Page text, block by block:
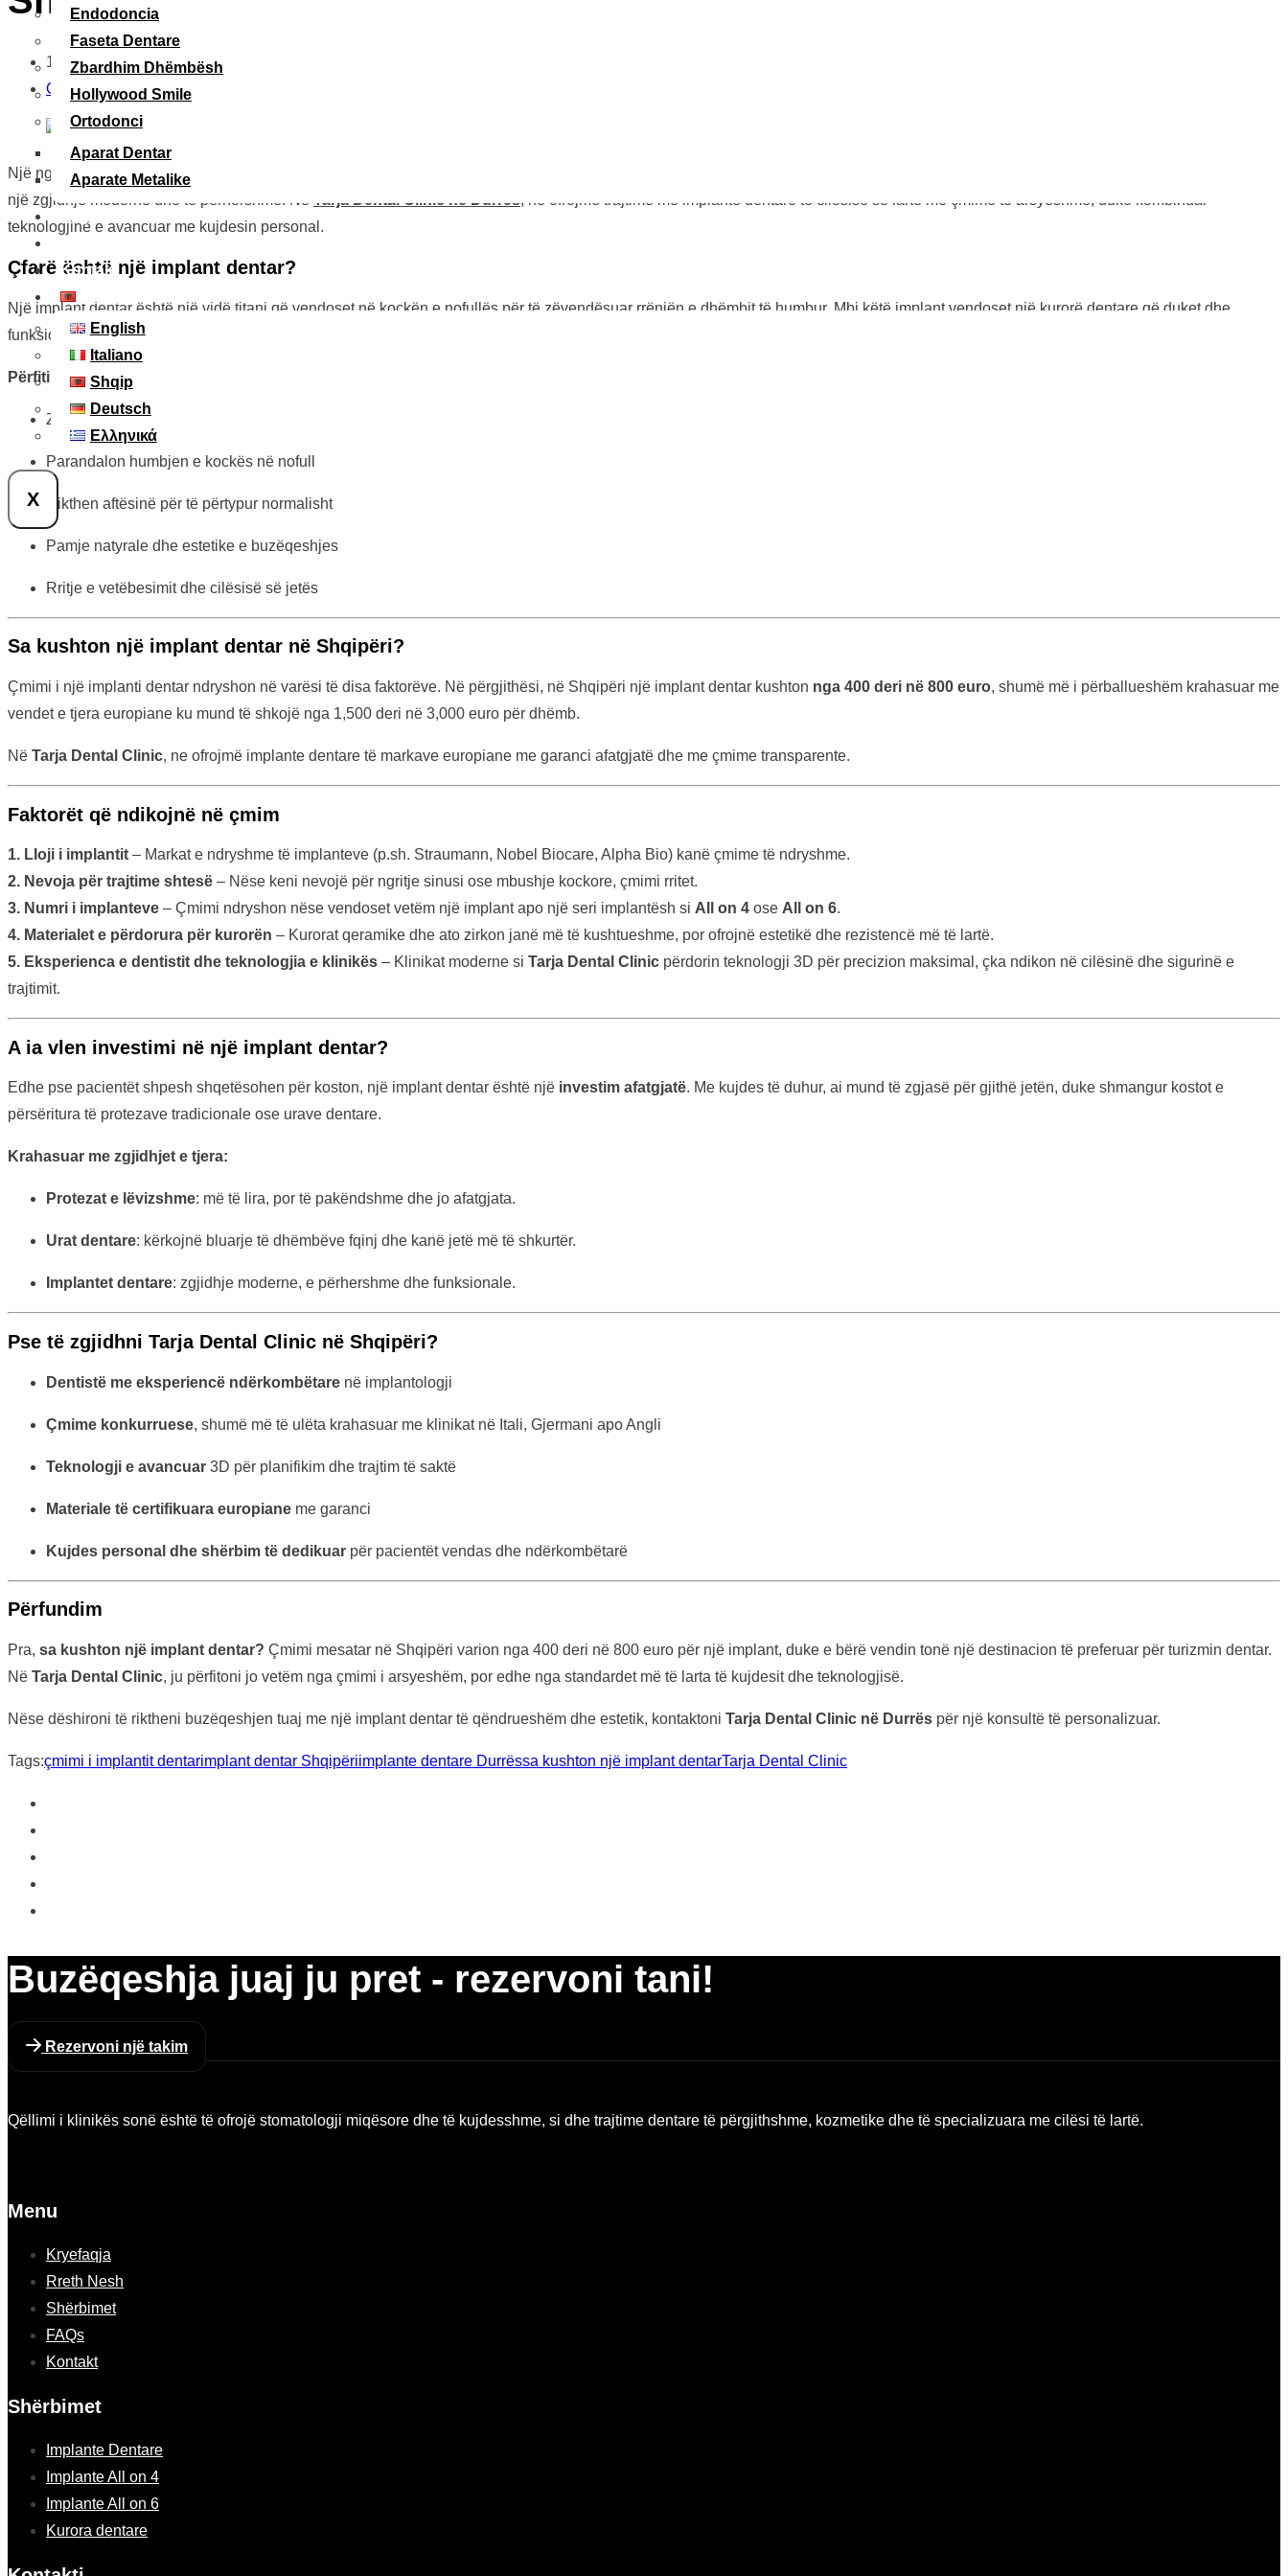
Endodoncia
Faseta Dentare
Zbardhim Dhëmbësh
Hollywood Smile
Ortodonci
Aparat Dentar
Aparate Metalike
Kontakt
English
Italiano
Shqip
Deutsch
Ελληνικά
X
12 Shtator, 2025
Oferta
Një nga pyetjet më të shpeshta që marrin dentistët është:
një zgjidhje moderne dhe të përhershme. Në Tarja Dental Clinic në Durrës, ne ofrojmë trajtime me implante dentare të cilësisë së lartë me çmime të arsyeshme, duke kombinuar
teknologjinë e avancuar me kujdesin personal.
Çfarë është një implant dentar?
Një implant dentar është një vidë titani që vendoset në kockën e nofullës për të zëvendësuar rrënjën e dhëmbit të humbur. Mbi këtë implant vendoset një kurorë dentare që duket dhe
funksionon si një dhëmb natyral.
Përfitimet kryesore të implantit dentar janë:
Zgjidhje e përhershme për zëvendësimin e dhëmbëve
Parandalon humbjen e kockës në nofull
Rikthen aftësinë për të përtypur normalisht
Pamje natyrale dhe estetike e buzëqeshjes
Rritje e vetëbesimit dhe cilësisë së jetës
Sa kushton një implant dentar në Shqipëri?
Çmimi i një implanti dentar ndryshon në varësi të disa faktorëve. Në përgjithësi, në Shqipëri një implant dentar kushton nga 400 deri në 800 euro, shumë më i përballueshëm krahasuar me
vendet e tjera europiane ku mund të shkojë nga 1,500 deri në 3,000 euro për dhëmb.
Në Tarja Dental Clinic, ne ofrojmë implante dentare të markave europiane me garanci afatgjatë dhe me çmime transparente.
Faktorët që ndikojnë në çmim
1. Lloji i implantit – Markat e ndryshme të implanteve (p.sh. Straumann, Nobel Biocare, Alpha Bio) kanë çmime të ndryshme.
2. Nevoja për trajtime shtesë – Nëse keni nevojë për ngritje sinusi ose mbushje kockore, çmimi rritet.
3. Numri i implanteve – Çmimi ndryshon nëse vendoset vetëm një implant apo një seri implantësh si All on 4 ose All on 6.
4. Materialet e përdorura për kurorën – Kurorat qeramike dhe ato zirkon janë më të kushtueshme, por ofrojnë estetikë dhe rezistencë më të lartë.
5. Eksperienca e dentistit dhe teknologjia e klinikës – Klinikat moderne si Tarja Dental Clinic përdorin teknologji 3D për precizion maksimal, çka ndikon në cilësinë dhe sigurinë e
trajtimit.
A ia vlen investimi në një implant dentar?
Edhe pse pacientët shpesh shqetësohen për koston, një implant dentar është një investim afatgjatë. Me kujdes të duhur, ai mund të zgjasë për gjithë jetën, duke shmangur kostot e
përsëritura të protezave tradicionale ose urave dentare.
Krahasuar me zgjidhjet e tjera:
Protezat e lëvizshme: më të lira, por të pakëndshme dhe jo afatgjata.
Urat dentare: kërkojnë bluarje të dhëmbëve fqinj dhe kanë jetë më të shkurtër.
Implantet dentare: zgjidhje moderne, e përhershme dhe funksionale.
Pse të zgjidhni Tarja Dental Clinic në Shqipëri?
Dentistë me eksperiencë ndërkombëtare në implantologji
Çmime konkurruese, shumë më të ulëta krahasuar me klinikat në Itali, Gjermani apo Angli
Teknologji e avancuar 3D për planifikim dhe trajtim të saktë
Materiale të certifikuara europiane me garanci
Kujdes personal dhe shërbim të dedikuar për pacientët vendas dhe ndërkombëtarë
Përfundim
Pra, sa kushton një implant dentar? Çmimi mesatar në Shqipëri varion nga 400 deri në 800 euro për një implant, duke e bërë vendin tonë një destinacion të preferuar për turizmin dentar.
Në Tarja Dental Clinic, ju përfitoni jo vetëm nga çmimi i arsyeshëm, por edhe nga standardet më të larta të kujdesit dhe teknologjisë.
Nëse dëshironi të riktheni buzëqeshjen tuaj me një implant dentar të qëndrueshëm dhe estetik, kontaktoni Tarja Dental Clinic në Durrës për një konsultë të personalizuar.
Tags:çmimi i implantit dentarimplant dentar Shqipëriimplante dentare Durrëssa kushton një implant dentarTarja Dental Clinic
Buzëqeshja juaj ju pret - rezervoni tani!
Rezervoni një takim
Qëllimi i klinikës sonë është të ofrojë stomatologji miqësore dhe të kujdesshme, si dhe trajtime dentare të përgjithshme, kozmetike dhe të specializuara me cilësi të lartë.
Menu
Kryefaqja
Rreth Nesh
Shërbimet
FAQs
Kontakt
Shërbimet
Implante Dentare
Implante All on 4
Implante All on 6
Kurora dentare